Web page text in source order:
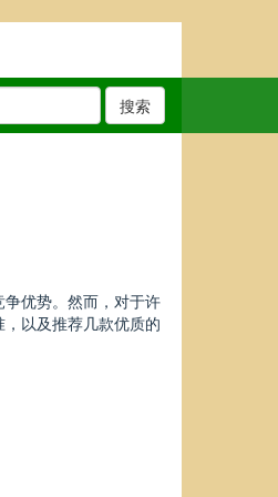
搜索
优势。然而，对于许
以及推荐几款优质的